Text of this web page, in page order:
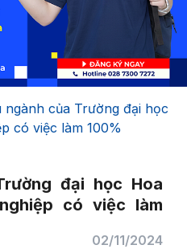
ngành của Trường đại học
có việc làm 100%
đại học Hoa
có việc làm
02/11/2024